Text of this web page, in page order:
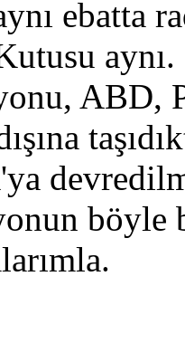
ebatta
aynı.
ABD,
böyle